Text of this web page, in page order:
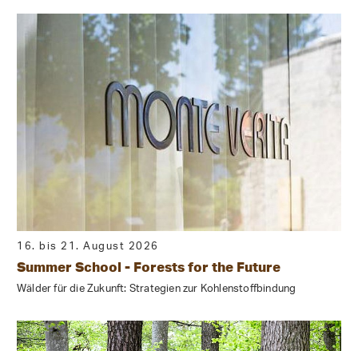
16. bis 21. August 2026
Summer School - Forests for the Future
Wälder für die Zukunft: Strategien zur Kohlenstoffbindung